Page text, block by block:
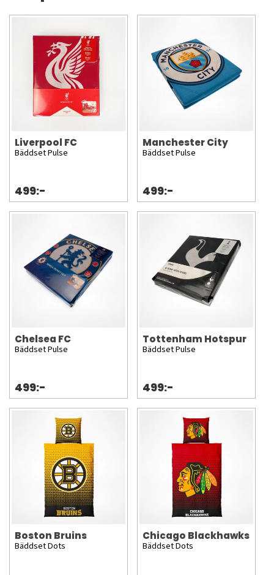
Liverpool FC
Bäddset Pulse
499:-
Manchester City
Bäddset Pulse
499:-
Chelsea FC
Bäddset Pulse
499:-
Tottenham Hotspur
Bäddset Pulse
499:-
Boston Bruins
Bäddset Dots
Chicago Blackhawks
Bäddset Dots